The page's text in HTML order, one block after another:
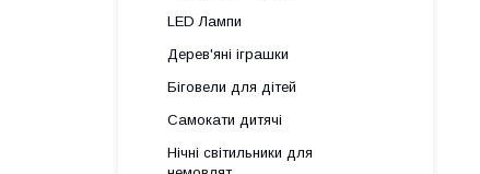
LED Лампи
Дерев'яні іграшки
Біговели для дітей
Самокати дитячі
Нічні світильники для